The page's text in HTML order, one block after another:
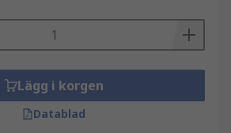
Lägg i korgen
Datablad